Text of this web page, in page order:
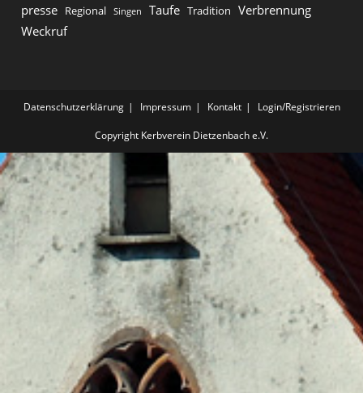
presse Regional Singen Taufe Tradition Verbrennung
Weckruf
Datenschutzerklärung Impressum Kontakt Login/Registrieren
Copyright Kerbverein Dietzenbach e.V.